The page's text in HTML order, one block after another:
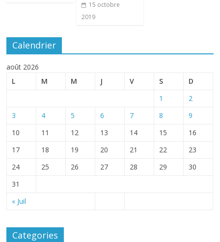
15 octobre
2019
Calendrier
août 2026
L
M M J V S D
« Juil
1
2
3
4 5 6 7 8
9
10
11 12 13 14 15
16
17
18 19 20 21 22
23
24
25 26 27 28 29
30
31
Categories